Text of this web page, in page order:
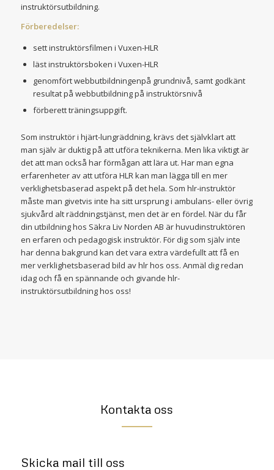
instruktörsutbildning.
Förberedelser:
sett instruktörsfilmen i Vuxen-HLR
läst instruktörsboken i Vuxen-HLR
genomfört webbutbildningenpå grundnivå, samt godkänt
resultat på webbutbildning på instruktörsnivå
förberett träningsuppgift.
Som instruktör i hjärt-lungräddning, krävs det självklart att
man själv är duktig på att utföra teknikerna. Men lika viktigt är
det att man också har förmågan att lära ut. Har man egna
erfarenheter av att utföra HLR kan man lägga till en mer
verklighetsbaserad aspekt på det hela. Som hlr-instruktör
måste man givetvis inte ha sitt ursprung i ambulans- eller övrig
sjukvård alt räddningstjänst, men det är en fördel. När du får
din utbildning hos Säkra Liv Norden AB är huvudinstruktören
en erfaren och pedagogisk instruktör. För dig som själv inte
har denna bakgrund kan det vara extra värdefullt att få en
mer verklighetsbaserad bild av hlr hos oss. Anmäl dig redan
idag och få en spännande och givande hlr-
instruktörsutbildning hos oss!
Kontakta oss
Skicka mail till oss